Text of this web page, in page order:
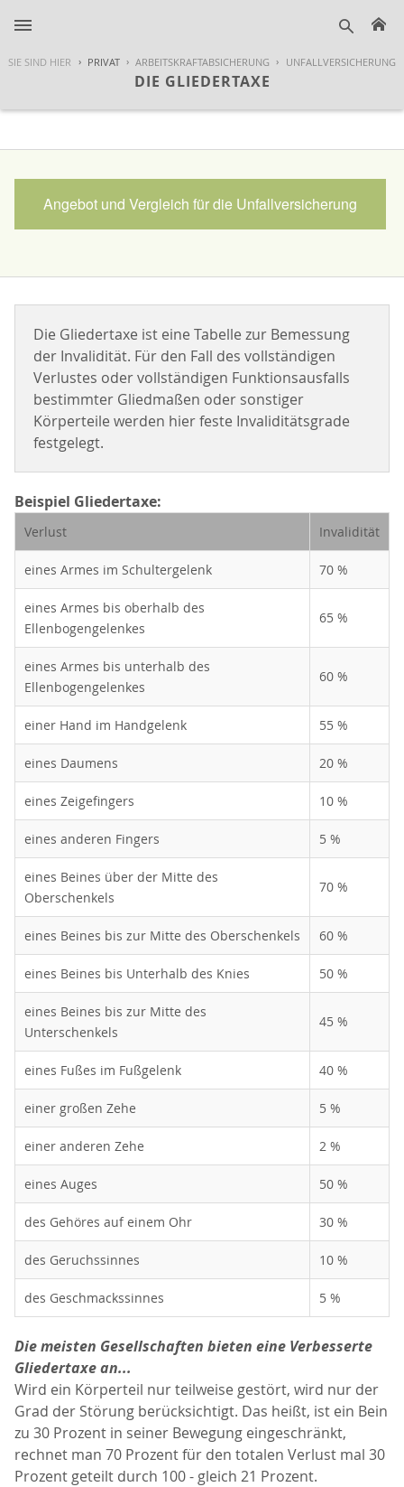
SIE SIND HIER PRIVAT ARBEITSKRAFTABSICHERUNG UNFALLVERSICHERUNG
DIE GLIEDERTAXE
Angebot und Vergleich für die Unfallversicherung
Die Gliedertaxe ist eine Tabelle zur Bemessung
der Invalidität. Für den Fall des vollständigen
Verlustes oder vollständigen Funktionsausfalls
bestimmter Gliedmaßen oder sonstiger
Körperteile werden hier feste Invaliditätsgrade
festgelegt.
Beispiel Gliedertaxe:
Verlust Invalidität
eines Armes im Schultergelenk 70 %
eines Armes bis oberhalb des
Ellenbogengelenkes
65 %
eines Armes bis unterhalb des
Ellenbogengelenkes
60 %
einer Hand im Handgelenk 55 %
eines Daumens 20 %
eines Zeigefingers 10 %
eines anderen Fingers 5 %
eines Beines über der Mitte des
Oberschenkels
70 %
eines Beines bis zur Mitte des Oberschenkels 60 %
eines Beines bis Unterhalb des Knies 50 %
eines Beines bis zur Mitte des
Unterschenkels
45 %
eines Fußes im Fußgelenk 40 %
einer großen Zehe 5 %
einer anderen Zehe 2 %
eines Auges 50 %
des Gehöres auf einem Ohr 30 %
des Geruchssinnes 10 %
des Geschmackssinnes 5 %
Die meisten Gesellschaften bieten eine Verbesserte
Gliedertaxe an...
Wird ein Körperteil nur teilweise gestört, wird nur der
Grad der Störung berücksichtigt. Das heißt, ist ein Bein
zu 30 Prozent in seiner Bewegung eingeschränkt,
rechnet man 70 Prozent für den totalen Verlust mal 30
Prozent geteilt durch 100 - gleich 21 Prozent.